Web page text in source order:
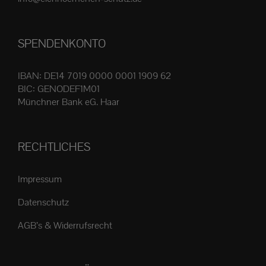
werden
SPENDENKONTO
IBAN: DE14 7019 0000 0001 1909 62
BIC: GENODEF1M01
Münchner Bank eG. Haar
RECHTLICHES
Impressum
Datenschutz
AGB’s & Widerrufsrecht